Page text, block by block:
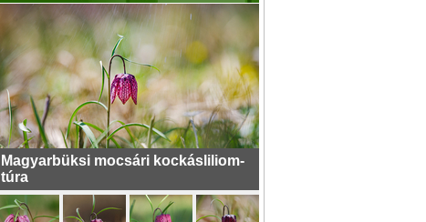
Magyarbüksi mocsári kockásliliom-
túra